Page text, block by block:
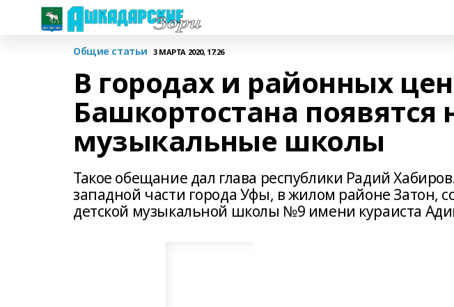
Общие статьи 3 МАРТА 2020, 17:26
В городах и районных
Башкортостана появятся
музыкальные школы
Такое обещание дал глава республики Радий
западной части города Уфы, в жилом районе Затон,
детской музыкальной школы №9 имени кураиста